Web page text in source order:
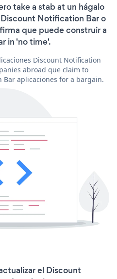
take a stab at un hágalo
Notification Bar o
que puede construir a
in 'no time'.
Discount Notification
abroad que claim to
aplicaciones for a bargain.
el Discount